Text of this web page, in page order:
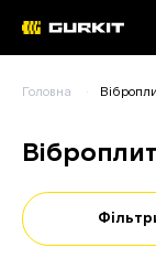
(093) 343-
Головна